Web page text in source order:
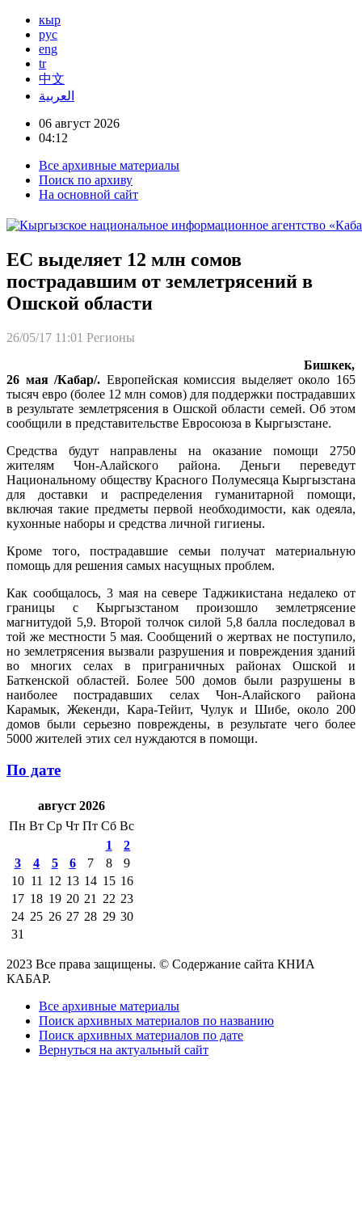
кыр
рус
eng
tr
中文
العربية
06 август 2026
04:12
Все архивные материалы
Поиск по архиву
На основной сайт
ЕС выделяет 12 млн сомов
пострадавшим от землетрясений в
Ошской области
26/05/17 11:01 Регионы
Бишкек,
26 мая /Кабар/. Европейская комиссия выделяет около 165
тысяч евро (более 12 млн сомов) для поддержки пострадавших
в результате землетрясения в Ошской области семей. Об этом
сообщили в представительстве Евросоюза в Кыргызстане.
Средства будут направлены на оказание помощи 2750
жителям Чон-Алайского района. Деньги переведут
Национальному обществу Красного Полумесяца Кыргызстана
для доставки и распределения гуманитарной помощи,
включая такие предметы первой необходимости, как одеяла,
кухонные наборы и средства личной гигиены.
Кроме того, пострадавшие семьи получат материальную
помощь для решения самых насущных проблем.
Как сообщалось, 3 мая на севере Таджикистана недалеко от
границы с Кыргызстаном произошло землетрясение
магнитудой 5,9. Второй толчок силой 5,8 балла последовал в
той же местности 5 мая. Сообщений о жертвах не поступило,
но землетрясения вызвали разрушения и повреждения зданий
во многих селах в приграничных районах Ошской и
Баткенской областей. Более 500 домов были разрушены в
наиболее пострадавших селах Чон-Алайского района
Карамык, Жекенди, Кара-Тейит, Чулук и Шибе, около 200
домов были серьезно повреждены, в результате чего более
5000 жителей этих сел нуждаются в помощи.
По дате
август 2026
Пн Вт Ср Чт Пт Сб Вс
1
2
3
4 5 6 7 8
9
10 11 12 13 14 15 16
17 18 19 20 21 22 23
24 25 26 27 28 29 30
31
2023 Все права защищены. © Содержание сайта КНИА
КАБАР.
Все архивные материалы
Поиск архивных материалов по названию
Поиск архивных материалов по дате
Вернуться на актуальный сайт